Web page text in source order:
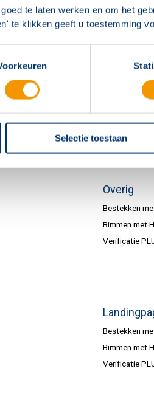
te laten werken en om het
te klikken geeft u toestemming
Selectie toestaan
Overig
Bestekken
Bimmen met
Verificatie
Bestekken
Bimmen met
Verificatie